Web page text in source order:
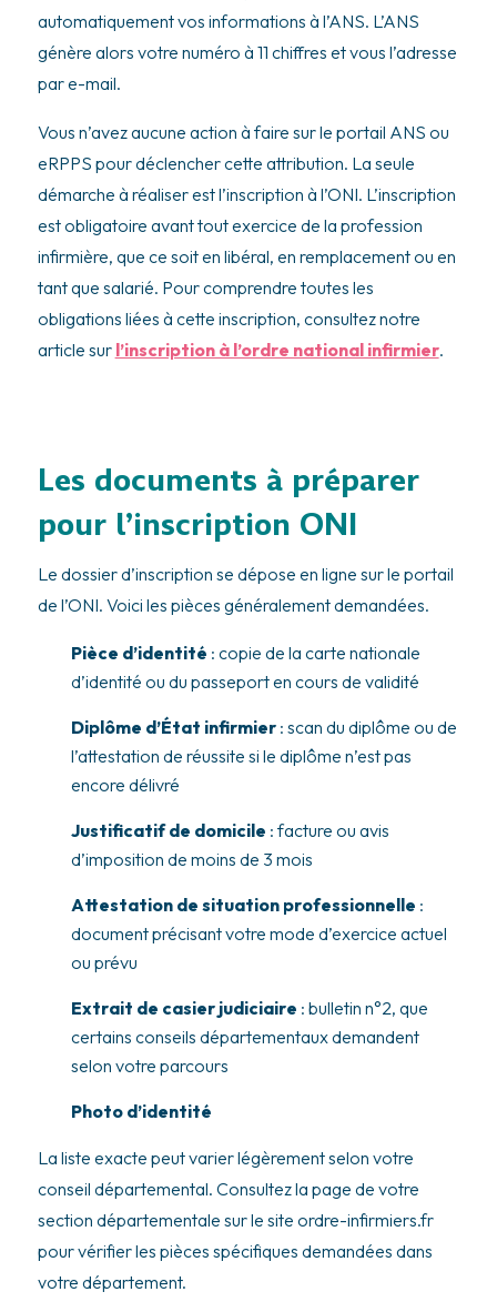
automatiquement vos informations à l’ANS. L’ANS
génère alors votre numéro à 11 chiffres et vous l’adresse
par e-mail.
Vous n’avez aucune action à faire sur le portail ANS ou
eRPPS pour déclencher cette attribution. La seule
démarche à réaliser est l’inscription à l’ONI. L’inscription
est obligatoire avant tout exercice de la profession
infirmière, que ce soit en libéral, en remplacement ou en
tant que salarié. Pour comprendre toutes les
obligations liées à cette inscription, consultez notre
article sur l’inscription à l’ordre national infirmier.
Les documents à préparer
pour l’inscription ONI
Le dossier d’inscription se dépose en ligne sur le portail
de l’ONI. Voici les pièces généralement demandées.
Pièce d’identité : copie de la carte nationale
d’identité ou du passeport en cours de validité
Diplôme d’État infirmier: scan du diplôme ou de
l’attestation de réussite si le diplôme n’est pas
encore délivré
Justificatif de domicile : facture ou avis
d’imposition de moins de 3 mois
Attestation de situation professionnelle :
document précisant votre mode d’exercice actuel
ou prévu
Extrait de casier judiciaire : bulletin n°2, que
certains conseils départementaux demandent
selon votre parcours
Photo d’identité
La liste exacte peut varier légèrement selon votre
conseil départemental. Consultez la page de votre
section départementale sur le site ordre-infirmiers.fr
pour vérifier les pièces spécifiques demandées dans
votre département.